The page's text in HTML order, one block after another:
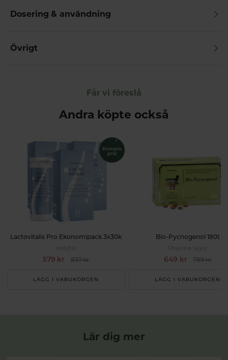
Dosering & användning
Övrigt
Får vi föreslå
Andra köpte också
Lactovitalis Pro Ekonomipack 3x30k
Holistic
579 kr 837 kr
LÄGG I VARUKORGEN
Bio-Pycnogenol 180t
649 kr 789 kr
LÄGG I VARUKORGEN
Lär dig mer